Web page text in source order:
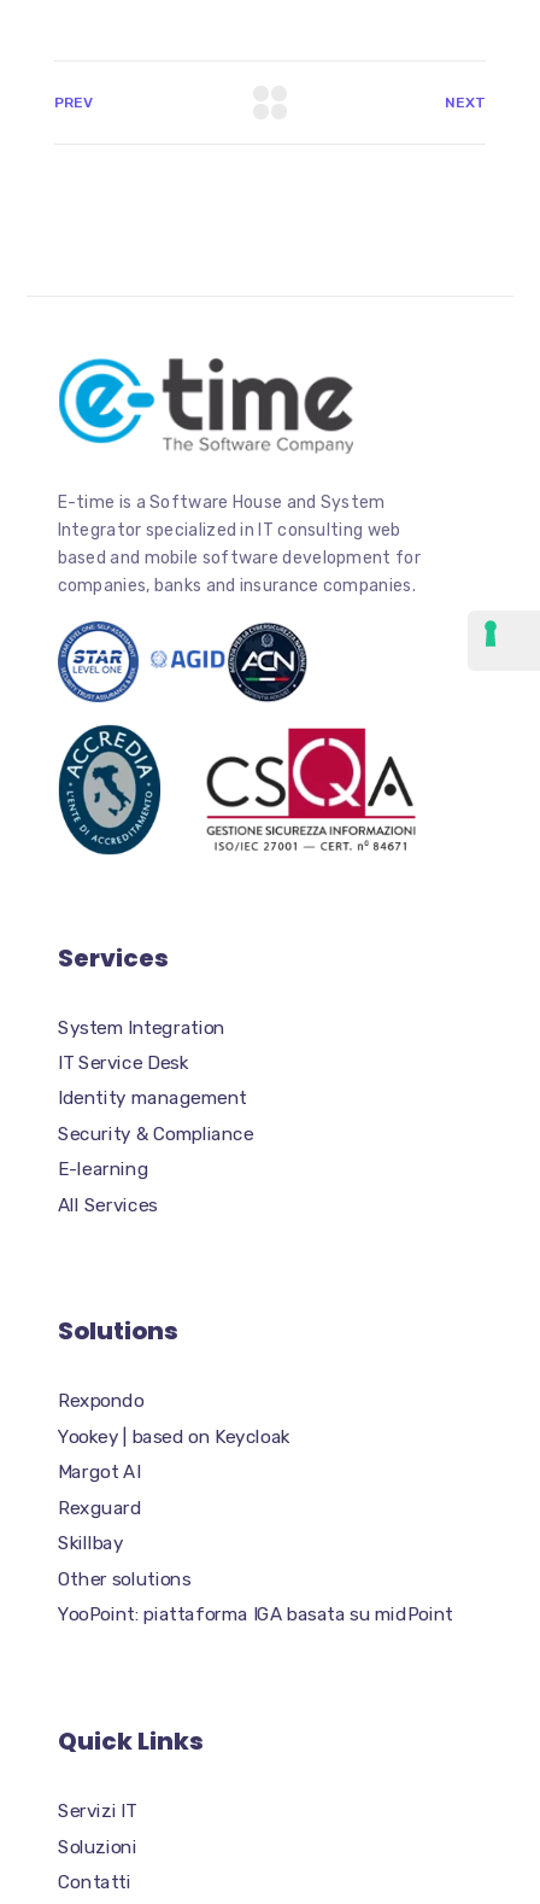
PREV NEXT
E-time is a Software House and System
Integrator specialized in IT consulting web
based and mobile software development for
companies, banks and insurance companies.
Services
System Integration
IT Service Desk
Identity management
Security & Compliance
E-learning
All Services
Solutions
Rexpondo
Yookey | based on Keycloak
Margot AI
Rexguard
Skillbay
Other solutions
YooPoint: piattaforma IGA basata su midPoint
Quick Links
Servizi IT
Soluzioni
Contatti